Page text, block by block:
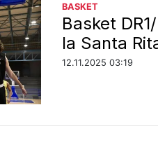
BASKET
Basket
la Santa
12.11.2025 03:19